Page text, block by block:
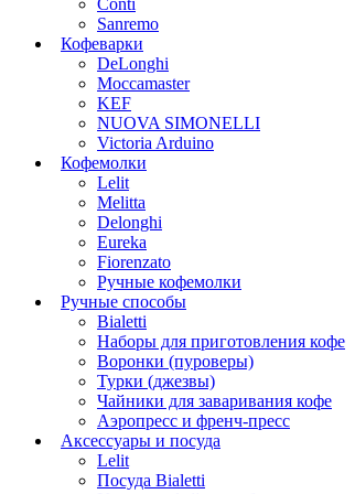
Conti
Sanremo
Кофеварки
DeLonghi
Moccamaster
KEF
NUOVA SIMONELLI
Victoria Arduino
Кофемолки
Lelit
Melitta
Delonghi
Eureka
Fiorenzato
Ручные кофемолки
Ручные способы
Bialetti
Наборы для приготовления кофе
Воронки (пуроверы)
Турки (джезвы)
Чайники для заваривания кофе
Аэропресс и френч-пресс
Аксессуары и посуда
Lelit
Посуда Bialetti